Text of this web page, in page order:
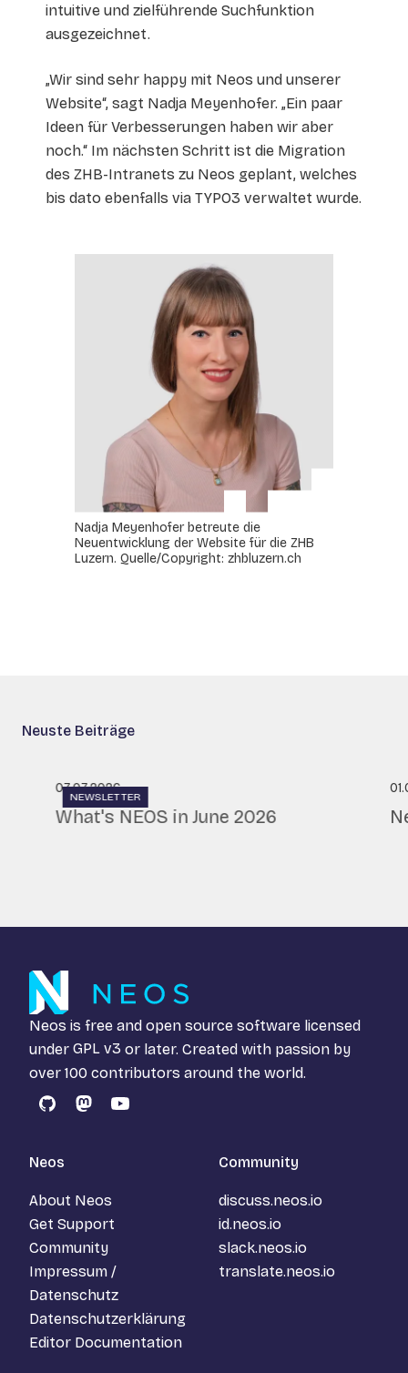
intuitive und zielführende Suchfunktion
ausgezeichnet.
„Wir sind sehr happy mit Neos und unserer
Website“, sagt Nadja Meyenhofer. „Ein paar
Ideen für Verbesserungen haben wir aber
noch.“ Im nächsten Schritt ist die Migration
des ZHB-Intranets zu Neos geplant, welches
bis dato ebenfalls via TYPO3 verwaltet wurde.
Nadja Meyenhofer betreute die
Neuentwicklung der Website für die ZHB
Luzern. Quelle/Copyright: zhbluzern.ch
Neuste Beiträge
NEWSLETTER
07.07.2026
What's NEOS in June 2026
Neos is free and open source software licensed
under GPL v3 or later. Created with passion by
over 100 contributors around the world.
GitHubMastodon
YouTube
Neos
About Neos
Get Support
Community
Impressum /
Datenschutz
Datenschutzerklärung
Editor Documentation
Community
discuss.neos.io
id.neos.io
slack.neos.io
translate.neos.io